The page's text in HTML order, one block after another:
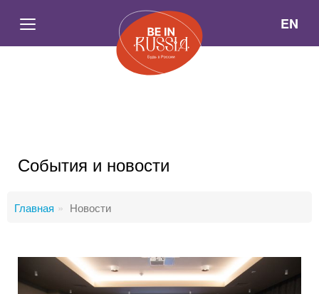
EN
События и новости
Главная Новости